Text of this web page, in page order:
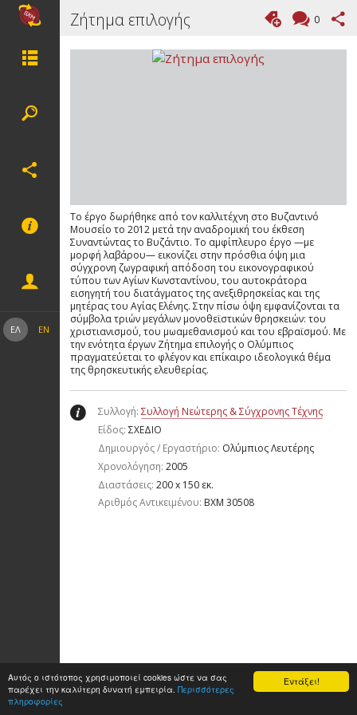
Εντάξει!
Αυτός ο ιστότοπος χρησιμοποιεί cookies ώστε να σας
παρέχει την καλύτερη δυνατή εμπειρία. Περισσότερες
πληροφορίες
ΕΛ EN
Ζήτημα επιλογής 0
Το έργο δωρήθηκε από τον καλλιτέχνη στο Βυζαντινό
Μουσείο το 2012 μετά την αναδρομική του έκθεση
Συναντώντας το Βυζάντιο. Tο αμφίπλευρο έργο —με
μορφή λαβάρου— εικονίζει στην πρόσθια όψη μια
σύγχρονη ζωγραφική απόδοση του εικονογραφικού
τύπου των Αγίων Κωνσταντίνου, του αυτοκράτορα
εισηγητή του διατάγματος της ανεξιθρησκείας και της
μητέρας του Αγίας Ελένης. Στην πίσω όψη εμφανίζονται τα
σύμβολα τριών μεγάλων μονοθεϊστικών θρησκειών: του
χριστιανισμού, του μωαμεθανισμού και του εβραϊσμού. Με
την ενότητα έργων Ζήτημα επιλογής ο Ολύμπιος
πραγματεύεται το φλέγον και επίκαιρο ιδεολογικά θέμα
της θρησκευτικής ελευθερίας.
Συλλογή: Συλλογή Νεώτερης & Σύγχρονης Τέχνης
Είδος: ΣΧΕΔΙΟ
Δημιουργός / Εργαστήριο: Ολύμπιος Λευτέρης
Χρονολόγηση: 2005
Διαστάσεις: 200 x 150 εκ.
Aριθμός Αντικειμένου: ΒΧΜ 30508